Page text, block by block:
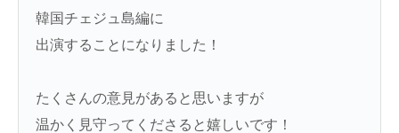
韓国チェジュ島編に
出演することになりました！
たくさんの意見があると思いますが
温かく見守ってくださると嬉しいです！